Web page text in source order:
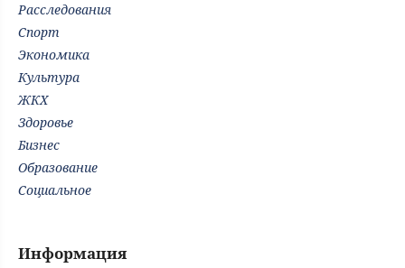
Расследования
Спорт
Экономика
Культура
ЖКХ
Здоровье
Бизнес
Образование
Социальное
Информация